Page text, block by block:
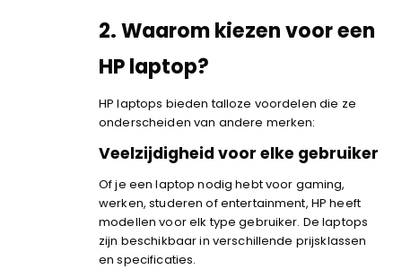
2.Waarom kiezen voor een
HP laptop?
HP laptops bieden talloze voordelen die ze
onderscheiden van andere merken:
Veelzijdigheid voor elke gebruiker
Of je een laptop nodig hebt voor gaming,
werken, studeren of entertainment, HP heeft
modellen voor elk type gebruiker. De laptops
zijn beschikbaar in verschillende prijsklassen
en specificaties.